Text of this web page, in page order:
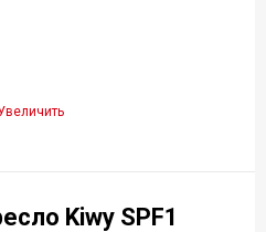
Kiwy SPF1